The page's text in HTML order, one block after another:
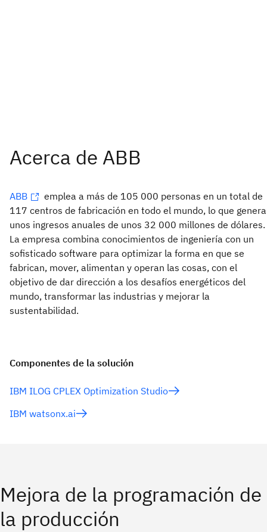
ABB
emplea a más de 105 000 personas en un total de
117 centros de fabricación en todo el mundo, lo que genera
unos ingresos anuales de unos 32 000 millones de dólares.
La empresa combina conocimientos de ingeniería con un
sofisticado software para optimizar la forma en que se
fabrican, mover, alimentan y operan las cosas, con el
objetivo de dar dirección a los desafíos energéticos del
mundo, transformar las industrias y mejorar la
sustentabilidad.
Componentes de la solución
IBM ILOG CPLEX Optimization Studio
IBM watsonx.ai
Mejora de la programación de
la producción